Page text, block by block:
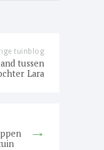
tuinblog
tussen
Lara